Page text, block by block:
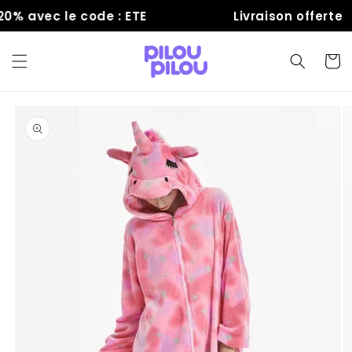
passer
au
avec le code : ETE Livraison offerte
Panier
informations
produits